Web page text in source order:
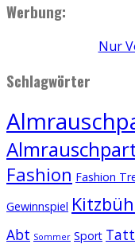
Werbung:
Nur
Schlagwörter
Fashion Fashion
Gewinnspiel
Abt Sommer Sport